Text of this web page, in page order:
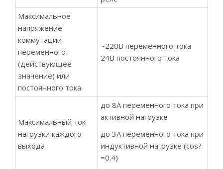
Максимальное
напряжение
коммутации
переменного
(действующее
значение) или
постоянного тока
~220В переменного тока
24В постоянного тока
Максимальный ток
нагрузки каждого
выхода
до 8А переменного тока при
активной нагрузке
до 3А переменного тока при
индуктивной нагрузке (cos?
=0.4)